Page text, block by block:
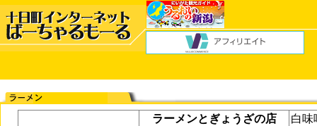
ラーメンとぎょうざの店
白味